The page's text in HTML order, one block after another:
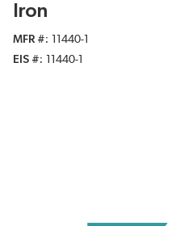
Iron
MFR #
11440-1
EIS #
11440-1